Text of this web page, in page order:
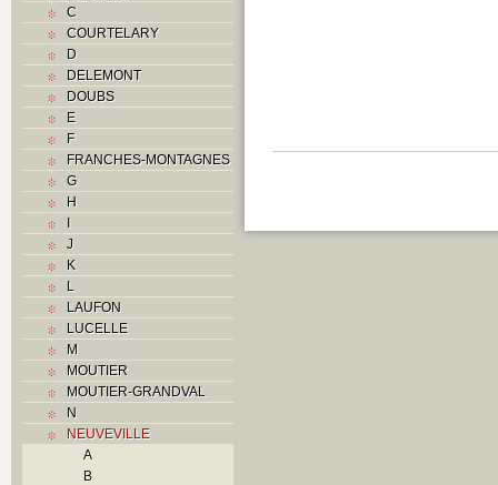
C
COURTELARY
D
DELEMONT
DOUBS
E
F
FRANCHES-MONTAGNES
G
H
I
J
K
L
LAUFON
LUCELLE
M
MOUTIER
MOUTIER-GRANDVAL
N
NEUVEVILLE
A
B